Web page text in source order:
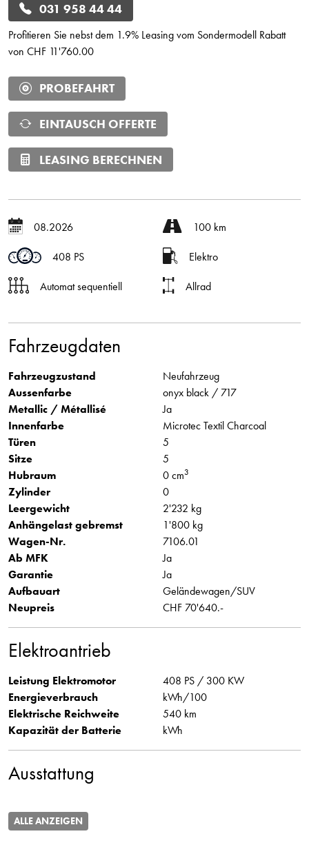
031 958 44 44
Profitieren Sie nebst dem 1.9% Leasing vom Sondermodell Rabatt
von CHF 11'760.00
PROBEFAHRT
EINTAUSCH OFFERTE
LEASING BERECHNEN
08.2026 100 km
408 PS Elektro
Automat sequentiell Allrad
Fahrzeugdaten
Fahrzeugzustand
Neufahrzeug
Aussenfarbe
onyx black / 717
Metallic / Métallisé
Ja
Innenfarbe
Microtec Textil Charcoal
Türen
5
Sitze
5
Hubraum
0 cm3
Zylinder
0
Leergewicht
2'232 kg
Anhängelast gebremst
1'800 kg
Wagen-Nr.
7106.01
Ab MFK
Ja
Garantie
Ja
Aufbauart
Geländewagen/SUV
Neupreis
CHF 70'640.-
Elektroantrieb
Leistung Elektromotor
408 PS / 300 KW
Energieverbrauch
kWh/100
Elektrische Reichweite
540 km
Kapazität der Batterie
kWh
Ausstattung
ALLE ANZEIGEN